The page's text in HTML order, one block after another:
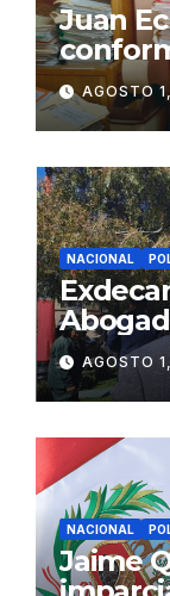
Juan
AGOSTO
NACIONAL
AGOSTO
NACIONAL
Jaime